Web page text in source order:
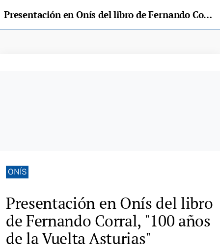
Presentación en Onís del libro de Fernando Corral, "100 años de la Vuelta Asturias"
ONÍS
Presentación en Onís del libro
de Fernando Corral, "100 años
de la Vuelta Asturias"